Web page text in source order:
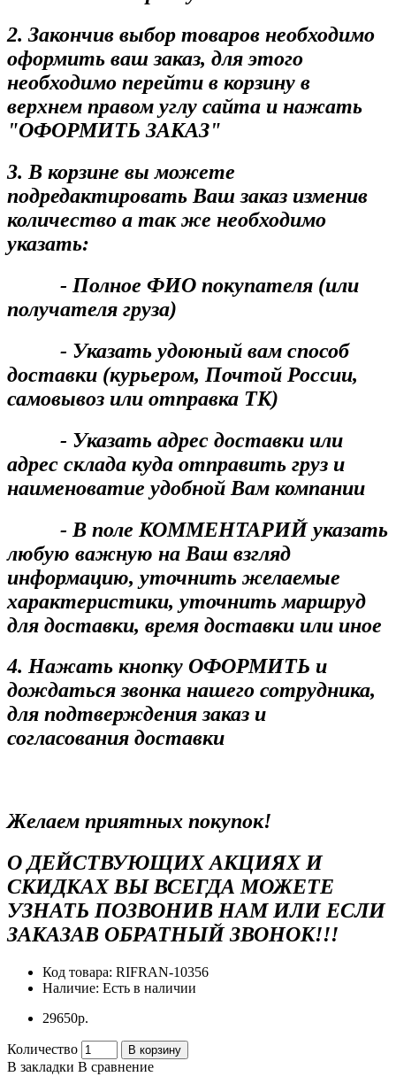
2. Закончив выбор товаров необходимо
оформить ваш заказ, для этого
необходимо перейти в корзину в
верхнем правом углу сайта и нажать
"ОФОРМИТЬ ЗАКАЗ"
3. В корзине вы можете
подредактировать Ваш заказ изменив
количество а так же необходимо
указать:
- Полное ФИО покупателя (или
получателя груза)
- Указать удоюный вам способ
доставки (курьером, Почтой России,
самовывоз или отправка ТК)
- Указать адрес доставки или
адрес склада куда отправить груз и
наименоватие удобной Вам компании
- В поле КОММЕНТАРИЙ указать
любую важную на Ваш взгляд
информацию, уточнить желаемые
характеристики, уточнить маршруд
для доставки, время доставки или иное
4. Нажать кнопку ОФОРМИТЬ и
дождаться звонка нашего сотрудника,
для подтверждения заказ и
согласования доставки
Желаем приятных покупок!
О ДЕЙСТВУЮЩИХ АКЦИЯХ И
СКИДКАХ ВЫ ВСЕГДА МОЖЕТЕ
УЗНАТЬ ПОЗВОНИВ НАМ ИЛИ ЕСЛИ
ЗАКАЗАВ ОБРАТНЫЙ ЗВОНОК!!!
Код товара: RIFRAN-10356
Наличие: Есть в наличии
29650р.
Количество В корзину
В закладки В сравнение